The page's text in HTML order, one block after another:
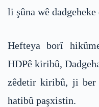
li şûna wê
Hefteya borî
HDPê kiribû,
zêdetir kiribû, ji ber
hatibû paşxistin.